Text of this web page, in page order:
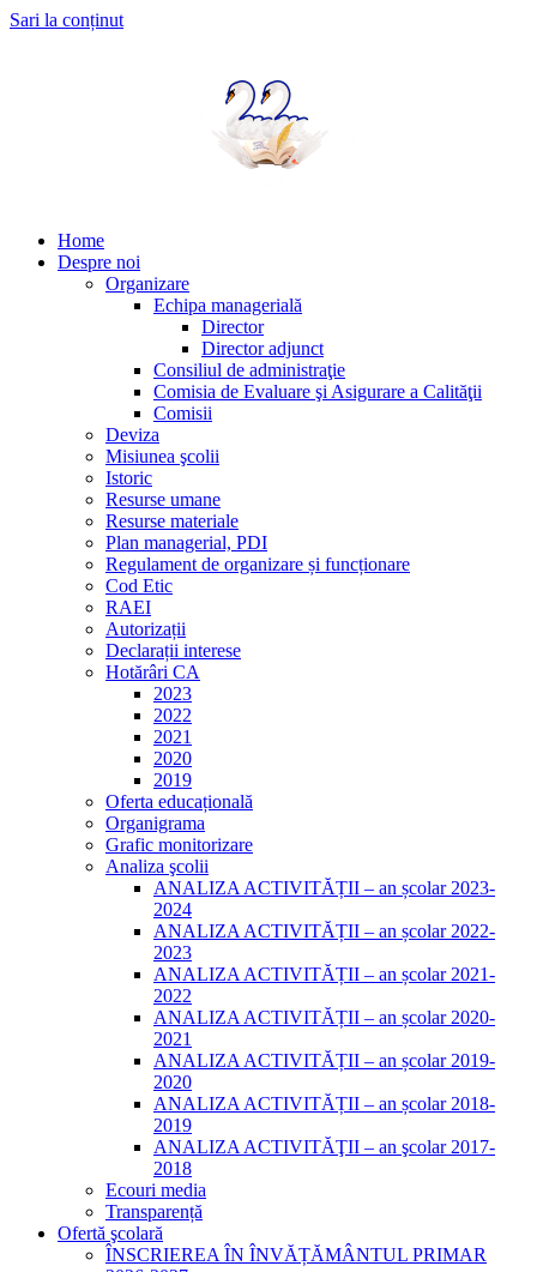
Sari la conținut
Home
Despre noi
Organizare
Echipa managerială
Director
Director adjunct
Consiliul de administraţie
Comisia de Evaluare şi Asigurare a Calităţii
Comisii
Deviza
Misiunea şcolii
Istoric
Resurse umane
Resurse materiale
Plan managerial, PDI
Regulament de organizare și funcționare
Cod Etic
RAEI
Autorizații
Declarații interese
Hotărâri CA
2023
2022
2021
2020
2019
Oferta educațională
Organigrama
Grafic monitorizare
Analiza şcolii
ANALIZA ACTIVITĂȚII – an școlar 2023-
2024
ANALIZA ACTIVITĂȚII – an școlar 2022-
2023
ANALIZA ACTIVITĂȚII – an școlar 2021-
2022
ANALIZA ACTIVITĂȚII – an școlar 2020-
2021
ANALIZA ACTIVITĂȚII – an școlar 2019-
2020
ANALIZA ACTIVITĂȚII – an școlar 2018-
2019
ANALIZA ACTIVITĂŢII – an şcolar 2017-
2018
Ecouri media
Transparență
Ofertă şcolară
ÎNSCRIEREA ÎN ÎNVĂȚĂMÂNTUL PRIMAR